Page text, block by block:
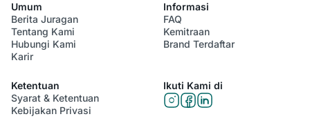
Umum
Berita Juragan
Tentang Kami
Hubungi Kami
Karir
Informasi
FAQ
Kemitraan
Brand Terdaftar
Ketentuan
Syarat & Ketentuan
Kebijakan Privasi
Ikuti Kami di